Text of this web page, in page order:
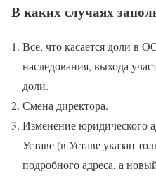
В каких случаях
Все, что касается доли в
наследования, выхода
доли.
Смена директора.
Изменение юридического
Уставе (в Уставе указан
подробного адреса, а